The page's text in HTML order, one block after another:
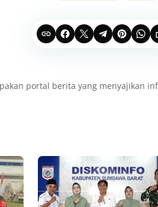
portal berita yang menyajikan